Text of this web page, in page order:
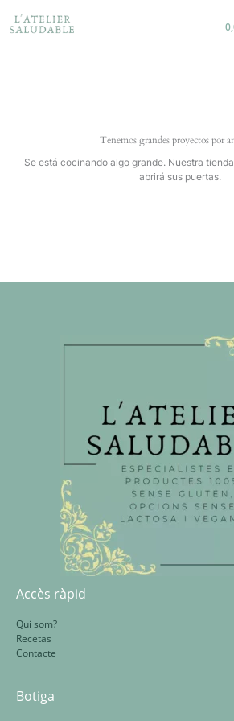
contenido
Tenemos grandes proyectos por
Se está cocinando algo grande. Nuestra
abrirá sus puertas.
Accès ràpid
Qui som?
Recetas
Contacte
Botiga